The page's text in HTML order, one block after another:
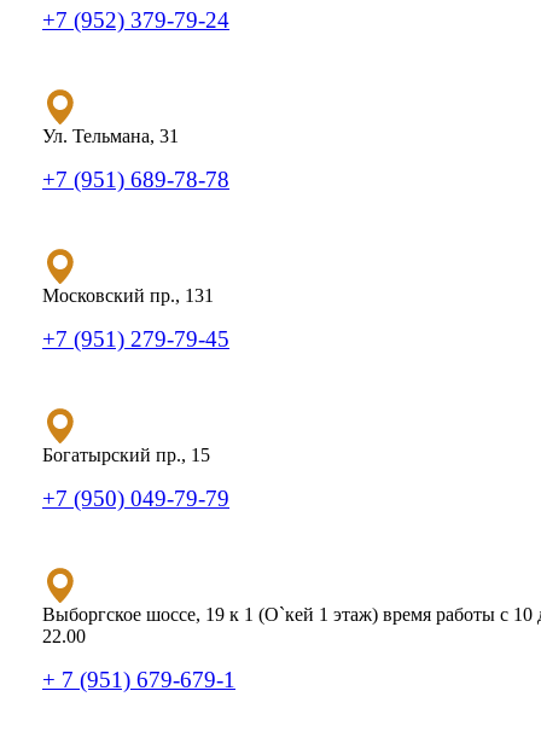
+7 (952) 379-79-24
Ул. Тельмана, 31
+7 (951) 689-78-78
Московский пр., 131
+7 (951) 279-79-45
Богатырский пр., 15
+7 (950) 049-79-79
Выборгское шоссе, 19 к 1 (О`кей 1 этаж) время работы с 10
22.00
+ 7 (951) 679-679-1